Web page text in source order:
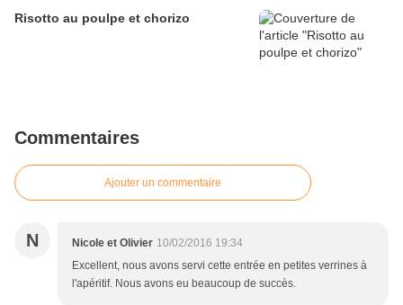
Risotto au poulpe et chorizo
Commentaires
Ajouter un commentaire
N Nicole et Olivier 10/02/2016 19:34
Excellent, nous avons servi cette entrée en petites verrines à
l'apéritif. Nous avons eu beaucoup de succès.